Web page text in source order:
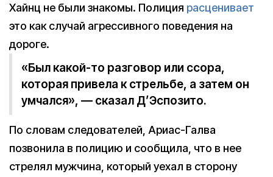
Хайнц не были знакомы. Полиция расценивает
это как случай агрессивного поведения на
дороге.
«Был какой-то разговор или ссора,
которая привела к стрельбе, а затем он
умчался», — сказал Д’Эспозито.
По словам следователей, Ариас-Галва
позвонила в полицию и сообщила, что в нее
стрелял мужчина, который уехал в сторону